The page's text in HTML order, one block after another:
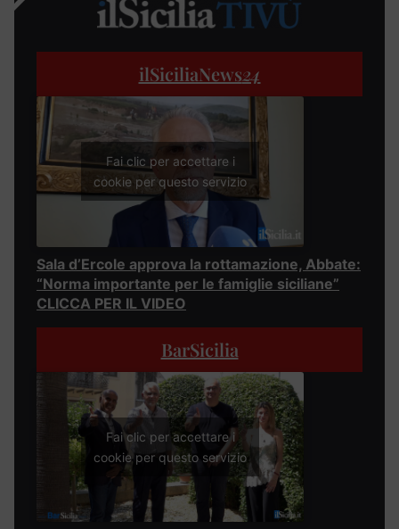
ilSiciliaNews24
Fai clic per accettare i
cookie per questo servizio
Sala d’Ercole approva la rottamazione, Abbate:
“Norma importante per le famiglie siciliane”
CLICCA PER IL VIDEO
BarSicilia
Fai clic per accettare i
cookie per questo servizio